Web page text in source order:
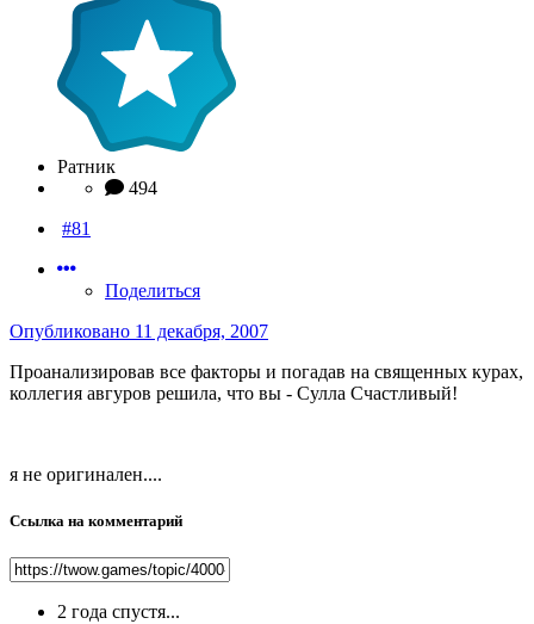
Ратник
494
#81
Поделиться
Опубликовано 11 декабря, 2007
Проанализировав все факторы и погадав на священных курах,
коллегия авгуров решила, что вы - Сулла Счастливый!
я не оригинален....
Ссылка на комментарий
2 года спустя...